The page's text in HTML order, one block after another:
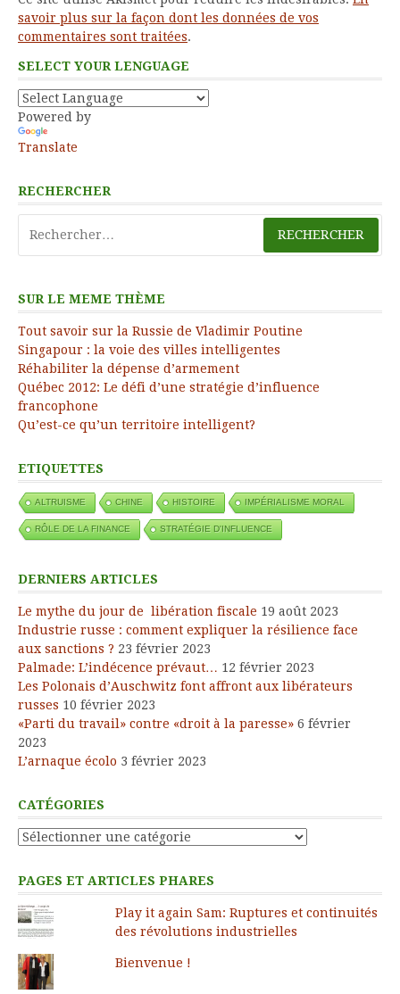
savoir plus sur la façon dont les données de vos
commentaires sont traitées.
SELECT YOUR LENGUAGE
Powered by
Translate
RECHERCHER
SUR LE MEME THÈME
Tout savoir sur la Russie de Vladimir Poutine
Singapour : la voie des villes intelligentes
Réhabiliter la dépense d’armement
Québec 2012: Le défi d’une stratégie d’influence
francophone
Qu’est-ce qu’un territoire intelligent?
ETIQUETTES
ALTRUISME CHINE HISTOIRE IMPÉRIALISME MORAL
RÔLE DE LA FINANCE STRATÉGIE D'INFLUENCE
DERNIERS ARTICLES
Le mythe du jour de libération fiscale 19 août 2023
Industrie russe : comment expliquer la résilience face
aux sanctions ? 23 février 2023
Palmade: L’indécence prévaut… 12 février 2023
Les Polonais d’Auschwitz font affront aux libérateurs
russes 10 février 2023
«Parti du travail» contre «droit à la paresse» 6 février
2023
L’arnaque écolo 3 février 2023
CATÉGORIES
Catégories
PAGES ET ARTICLES PHARES
Play it again Sam: Ruptures et continuités
des révolutions industrielles
Bienvenue !